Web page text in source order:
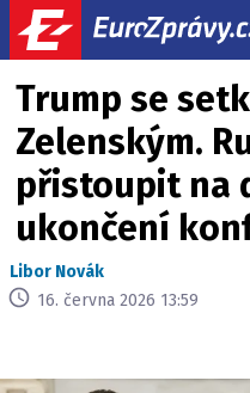
Trump se
Zelenským.
přistoupit na
ukončení
Libor Novák
16. června 2026 13:59